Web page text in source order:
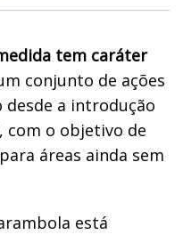
tem caráter
conjunto de ações
desde a introdução
com o objetivo de
áreas ainda sem
está